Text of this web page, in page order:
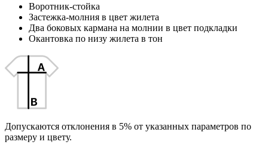
Воротник-стойка
Застежка-молния в цвет жилета
Два боковых кармана на молнии в цвет подкладки
Окантовка по низу жилета в тон
Допускаются отклонения в 5% от указанных параметров по
размеру и цвету.
ТРАНСПОРТНАЯ УПАКОВКА
25.0x36.0x53.0 см
ИНДИВИДУАЛЬНАЯ УПАКОВКА
SW2 -Пришив
IO3 -Объёмная вышивка (10 цветов)
IB3 -Вышивка с застилом (10 цветов)
Инструкция по сохранению pdf из Adobe Illustrator